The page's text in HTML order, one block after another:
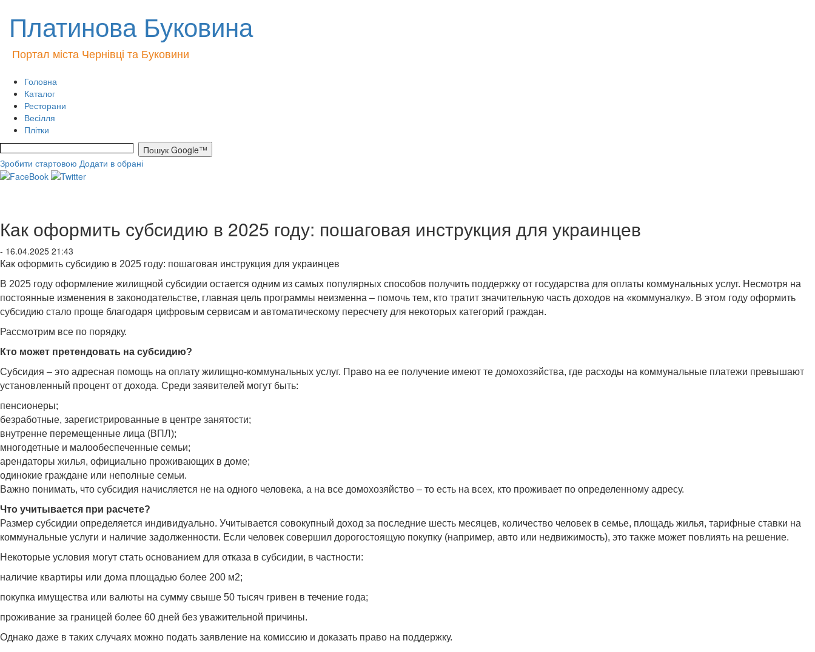
Платинова Буковина
Портал міста Чернівці та Буковини
Головна
Каталог
Ресторани
Весілля
Плітки
Зробити стартовою Додати в обрані
Как оформить субсидию в 2025 году: пошаговая инструкция для украинцев
- 16.04.2025 21:43
Как оформить субсидию в 2025 году: пошаговая инструкция для украинцев
В 2025 году оформление жилищной субсидии остается одним из самых популярных способов получить поддержку от государства для оплаты коммунальных услуг. Несмотря на
постоянные изменения в законодательстве, главная цель программы неизменна – помочь тем, кто тратит значительную часть доходов на «коммуналку». В этом году оформить
субсидию стало проще благодаря цифровым сервисам и автоматическому пересчету для некоторых категорий граждан.
Рассмотрим все по порядку.
Кто может претендовать на субсидию?
Субсидия – это адресная помощь на оплату жилищно-коммунальных услуг. Право на ее получение имеют те домохозяйства, где расходы на коммунальные платежи превышают
установленный процент от дохода. Среди заявителей могут быть:
пенсионеры;
безработные, зарегистрированные в центре занятости;
внутренне перемещенные лица (ВПЛ);
многодетные и малообеспеченные семьи;
арендаторы жилья, официально проживающих в доме;
одинокие граждане или неполные семьи.
Важно понимать, что субсидия начисляется не на одного человека, а на все домохозяйство – то есть на всех, кто проживает по определенному адресу.
Что учитывается при расчете?
Размер субсидии определяется индивидуально. Учитывается совокупный доход за последние шесть месяцев, количество человек в семье, площадь жилья, тарифные ставки на
коммунальные услуги и наличие задолженности. Если человек совершил дорогостоящую покупку (например, авто или недвижимость), это также может повлиять на решение.
Некоторые условия могут стать основанием для отказа в субсидии, в частности:
наличие квартиры или дома площадью более 200 м2;
покупка имущества или валюты на сумму свыше 50 тысяч гривен в течение года;
проживание за границей более 60 дней без уважительной причины.
Однако даже в таких случаях можно подать заявление на комиссию и доказать право на поддержку.